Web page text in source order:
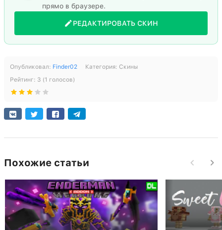
прямо в браузере.
РЕДАКТИРОВАТЬ СКИН
Опубликовал: Finder02 Категория: Скины
Рейтинг: 3 (1 голосов)
Похожие статьи